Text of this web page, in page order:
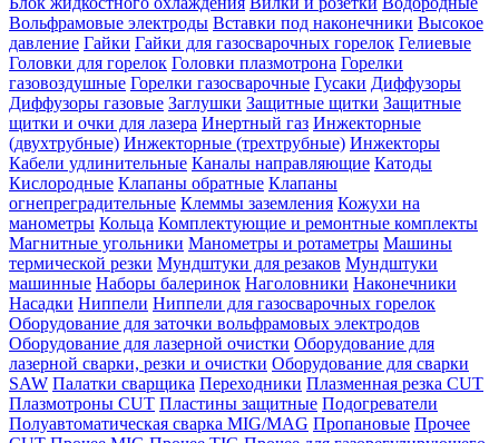
Вольфрамовые электроды Вставки под наконечники Высокое
давление Гайки Гайки для газосварочных горелок Гелиевые
Головки для горелок Головки плазмотрона Горелки
газовоздушные Горелки газосварочные Гусаки Диффузоры
Диффузоры газовые Заглушки Защитные щитки Защитные
щитки и очки для лазера Инертный газ Инжекторные
(двухтрубные) Инжекторные (трехтрубные) Инжекторы
Кабели удлинительные Каналы направляющие Катоды
Кислородные Клапаны обратные Клапаны
огнепреградительные Клеммы заземления Кожухи на
манометры Кольца Комплектующие и ремонтные комплекты
Магнитные угольники Манометры и ротаметры Машины
термической резки Мундштуки для резаков Мундштуки
машинные Наборы балеринок Наголовники Наконечники
Насадки Ниппели Ниппели для газосварочных горелок
Оборудование для заточки вольфрамовых электродов
Оборудование для лазерной очистки Оборудование для
лазерной сварки, резки и очистки Оборудование для сварки
SAW Палатки сварщика Переходники Плазменная резка CUT
Плазмотроны CUT Пластины защитные Подогреватели
Полуавтоматическая сварка MIG/MAG Пропановые Прочее